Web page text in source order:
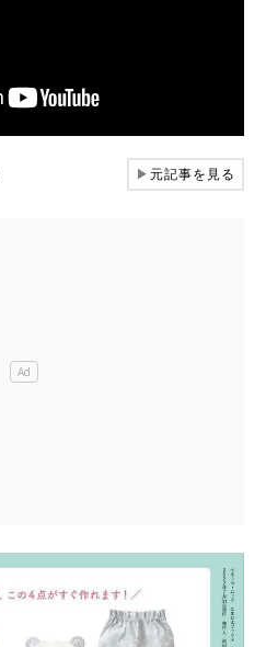
▶元記事を見る